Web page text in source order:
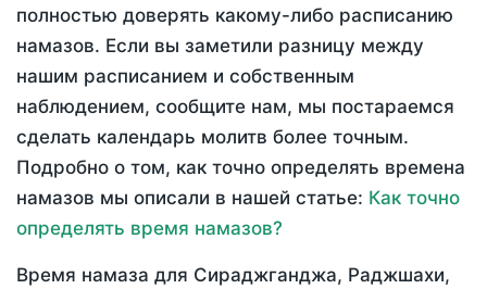
полностью доверять какому-либо расписанию
намазов. Если вы заметили разницу между
нашим расписанием и собственным
наблюдением, сообщите нам, мы постараемся
сделать календарь молитв более точным.
Подробно о том, как точно определять времена
намазов мы описали в нашей статье: Как точно
определять время намазов?
Время намаза для Сираджганджа, Раджшахи,